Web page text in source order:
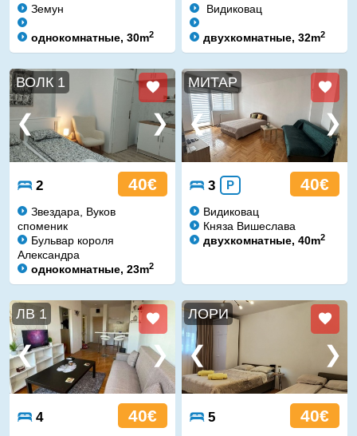
Земун
однокомнатные, 30m2
Видиковац
двухкомнатные, 32m2
ВОЛК 1
2 40€
Звездара, Вуков
споменик
Бульвар короля
Александра
однокомнатные, 23m2
МИТАР
3 P 40€
Видиковац
Княза Вишеслава
двухкомнатные, 40m2
ЛВ 1
4 40€
ЛОРИ
5 40€